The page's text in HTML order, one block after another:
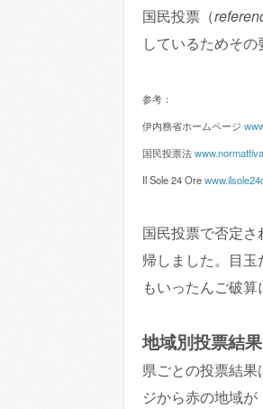
国民投票（
しているためその
参考：
伊内務省ホームページ
国民投票法
Il Sole 24 Ore
国民投票で否定
帰しました。目
もいったんご破算
地域別投票結果
県ごとの投票結
ジから赤の地域が